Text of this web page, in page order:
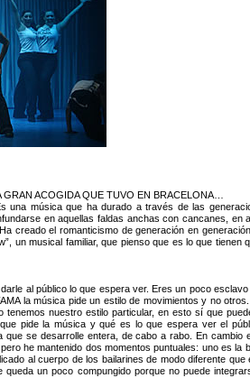
ACOGIDA QUE TUVO EN BRACELONA…
música que ha durado a través de las
en aquellas faldas anchas con cancanes, en
creado el romanticismo de generación en
un musical familiar, que pienso que es lo que tienen
al público lo que espera ver. Eres un poco
la música pide un estilo de movimientos y no
nuestro estilo particular, en esto sí que
pide la música y qué es lo que espera ver el
se desarrolle entera, de cabo a rabo. En cambio
he mantenido dos momentos puntuales: uno es la
al cuerpo de los bailarines de modo diferente que
un poco compungido porque no puede